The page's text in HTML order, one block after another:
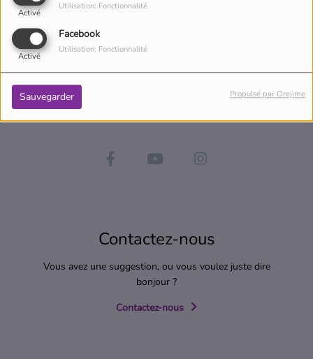
Activé
Utilisation: Fonctionnalité
Facebook
Activé
Utilisation: Fonctionnalité
Sauvegarder Propulsé par Orejime
Contactez-nous
Vous avez une suggestion, ou vous voulez juste dire
bonjour ?
Contactez-nous